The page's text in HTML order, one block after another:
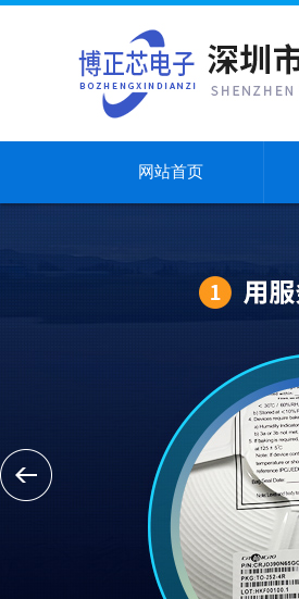
网站首页